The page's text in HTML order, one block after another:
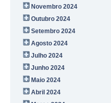
Novembro 2024
Outubro 2024
Setembro 2024
Agosto 2024
Julho 2024
Junho 2024
Maio 2024
Abril 2024